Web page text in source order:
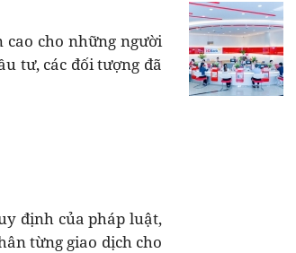
cao cho những người
tư, các đối tượng đã
định của pháp luật,
từng giao dịch cho